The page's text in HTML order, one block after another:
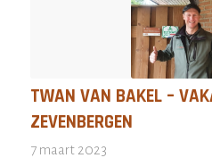
TWAN VAN BAKEL –
ZEVENBERGEN
7 maart 2023